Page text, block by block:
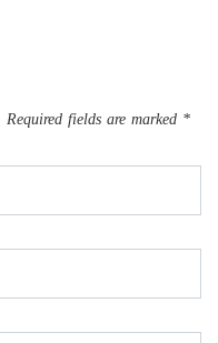
Required fields are marked *